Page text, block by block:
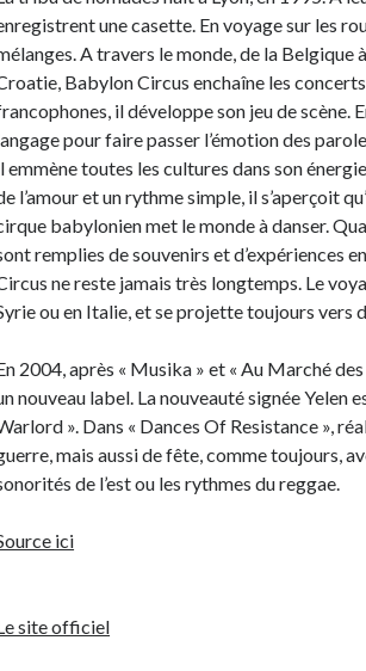
une casette. En voyage sur les
A travers le monde, de la Belgique
Babylon Circus enchaîne les
il développe son jeu de scène.
pour faire passer l’émotion des
emmène toutes les cultures dans son
l’amour et un rythme simple, il s’aperçoit
babylonien met le monde à danser.
remplies de souvenirs et d’expériences
ne reste jamais très longtemps. Le
ou en Italie, et se projette toujours vers
2004, après « Musika » et « Au Marché
nouveau label. La nouveauté signée Yelen
». Dans « Dances Of Resistance »,
mais aussi de fête, comme toujours,
de l’est ou les rythmes du reggae.
ici
site officiel